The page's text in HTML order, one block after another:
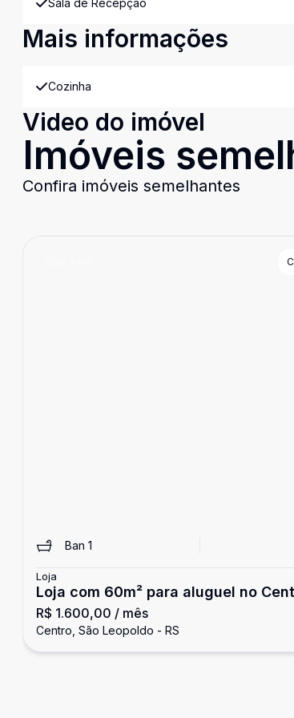
Sala de Recepção
Mais informações
Cozinha
Video do imóvel
Imóveis
Confira imóveis semelhantes
Ban 1
Loja
Loja com 60m² para aluguel no
Leopoldo
R$ 1.600,00 / mês
Centro, São Leopoldo - RS